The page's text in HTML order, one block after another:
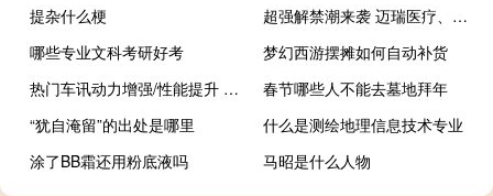
提杂什么梗
超强解禁潮来袭 迈瑞医疗、汇顶科技迎千亿限售解禁
哪些专业文科考研好考
梦幻西游摆摊如何自动补货
热门车讯动力增强/性能提升 奇瑞瑞虎5 1.5T上海车展将上市
春节哪些人不能去墓地拜年
“犹自淹留”的出处是哪里
什么是测绘地理信息技术专业
涂了BB霜还用粉底液吗
马昭是什么人物